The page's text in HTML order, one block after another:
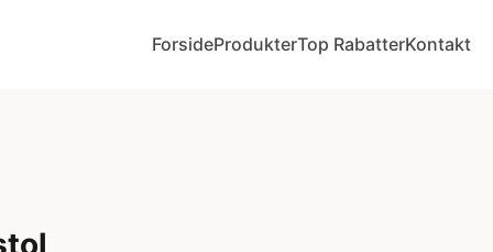
ForsideProdukterTop RabatterKontakt